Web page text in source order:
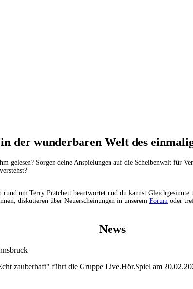
der wunderbaren Welt des
gelesen? Sorgen deine Anspielungen auf die Scheibenwelt für
um Terry Pratchett beantwortet und du kannst
diskutieren über Neuerscheinungen in unserem Forum oder
News
zauberhaft" führt die Gruppe Live.Hör.Spiel am